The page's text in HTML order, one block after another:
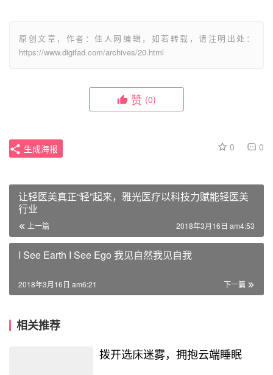
原创文章，作者：佳人网编辑，如若转载，请注明出处：
https://www.digifad.com/archives/20.html
赞 (0)
0 0
生成海报
让轻医美真正“轻”起来，雅光医疗以科技力赋能轻医美
行业
上一篇 2018年3月16日 am4:53
I See Earth I See Ego 我见自然我见自我
下一篇
2018年3月16日 am6:21
相关推荐
拨开选床迷雾，拥抱云端睡眠